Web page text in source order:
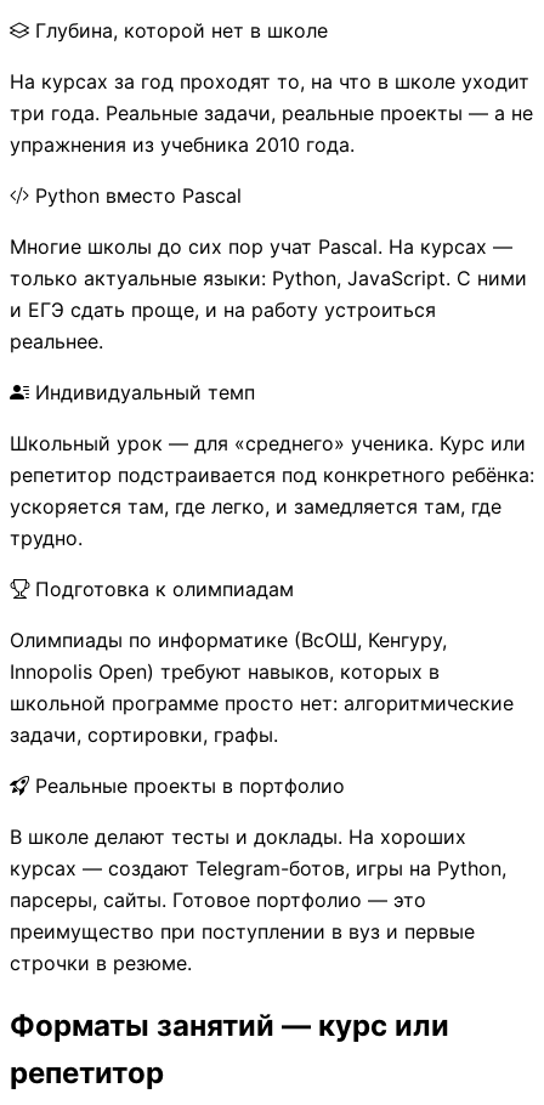
Глубина, которой нет в школе
На курсах за год проходят то, на что в школе уходит
три года. Реальные задачи, реальные проекты — а не
упражнения из учебника 2010 года.
Python вместо Pascal
Многие школы до сих пор учат Pascal. На курсах —
только актуальные языки: Python, JavaScript. С ними
и ЕГЭ сдать проще, и на работу устроиться
реальнее.
Индивидуальный темп
Школьный урок — для «среднего» ученика. Курс или
репетитор подстраивается под конкретного ребёнка:
ускоряется там, где легко, и замедляется там, где
трудно.
Подготовка к олимпиадам
Олимпиады по информатике (ВсОШ, Кенгуру,
Innopolis Open) требуют навыков, которых в
школьной программе просто нет: алгоритмические
задачи, сортировки, графы.
Реальные проекты в портфолио
В школе делают тесты и доклады. На хороших
курсах — создают Telegram-ботов, игры на Python,
парсеры, сайты. Готовое портфолио — это
преимущество при поступлении в вуз и первые
строчки в резюме.
Форматы занятий — курс или
репетитор